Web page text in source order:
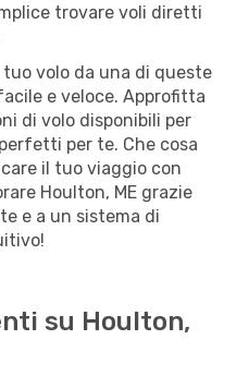
trovare voli diretti
volo da una di queste
e veloce. Approfitta
di volo disponibili per
per te. Che cosa
il tuo viaggio con
Houlton, ME grazie
e a un sistema di
su Houlton,